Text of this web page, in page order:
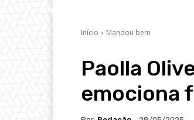
Início Mandou bem
Paolla
emociona